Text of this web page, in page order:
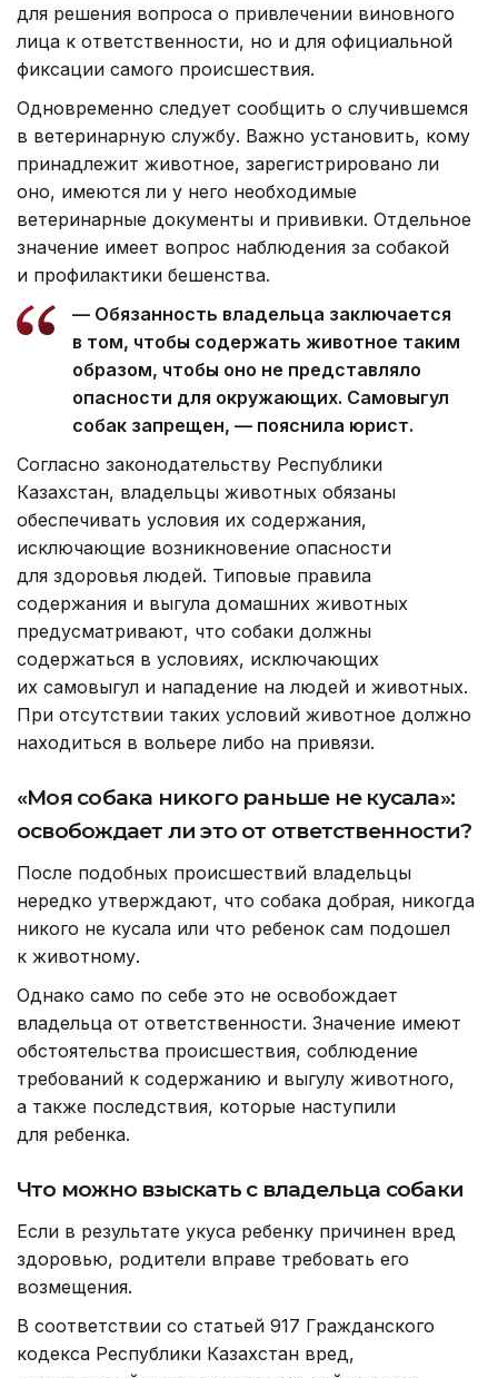
для решения вопроса о привлечении виновного
лица к ответственности, но и для официальной
фиксации самого происшествия.
Одновременно следует сообщить о случившемся
в ветеринарную службу. Важно установить, кому
принадлежит животное, зарегистрировано ли
оно, имеются ли у него необходимые
ветеринарные документы и прививки. Отдельное
значение имеет вопрос наблюдения за собакой
и профилактики бешенства.
— Обязанность владельца заключается
в том, чтобы содержать животное таким
образом, чтобы оно не представляло
опасности для окружающих. Самовыгул
собак запрещен, — пояснила юрист.
Согласно законодательству Республики
Казахстан, владельцы животных обязаны
обеспечивать условия их содержания,
исключающие возникновение опасности
для здоровья людей. Типовые правила
содержания и выгула домашних животных
предусматривают, что собаки должны
содержаться в условиях, исключающих
их самовыгул и нападение на людей и животных.
При отсутствии таких условий животное должно
находиться в вольере либо на привязи.
«Моя собака никого раньше не кусала»:
освобождает ли это от ответственности?
После подобных происшествий владельцы
нередко утверждают, что собака добрая, никогда
никого не кусала или что ребенок сам подошел
к животному.
Однако само по себе это не освобождает
владельца от ответственности. Значение имеют
обстоятельства происшествия, соблюдение
требований к содержанию и выгулу животного,
а также последствия, которые наступили
для ребенка.
Что можно взыскать с владельца собаки
Если в результате укуса ребенку причинен вред
здоровью, родители вправе требовать его
возмещения.
В соответствии со статьей 917 Гражданского
кодекса Республики Казахстан вред,